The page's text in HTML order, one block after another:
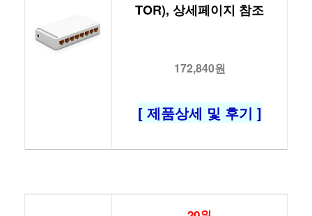
TOR), 상세페이지 참조
172,840원
[ 제품상세 및 후기 ]